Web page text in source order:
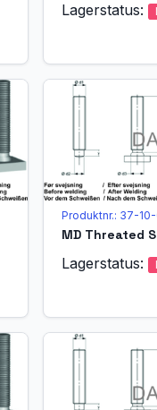
Lagerstatus:
Produktnr.: 37-
Lagerstatus: